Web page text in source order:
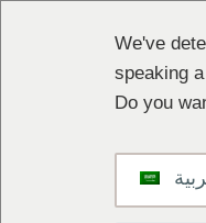
We've
speaking
Do you